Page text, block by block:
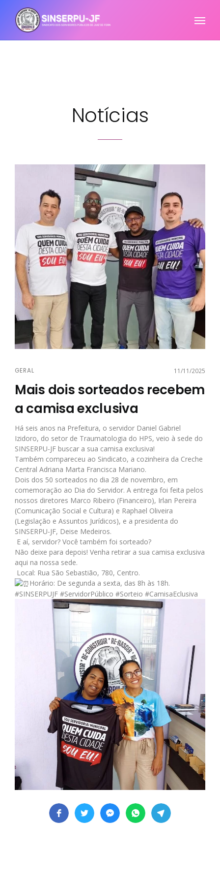
Notícias
GERAL 11/11/2025
Mais dois sorteados recebem
a camisa exclusiva
Há seis anos na Prefeitura, o servidor Daniel Gabriel
Izidoro, do setor de Traumatologia do HPS, veio à sede do
SINSERPU-JF buscar a sua camisa exclusiva!
Também compareceu ao Sindicato, a cozinheira da Creche
Central Adriana Marta Francisca Mariano.
Dois dos 50 sorteados no dia 28 de novembro, em
comemoração ao Dia do Servidor. A entrega foi feita pelos
nossos diretores Marco Ribeiro (Financeiro), Irlan Pereira
(Comunicação Social e Cultura) e Raphael Oliveira
(Legislação e Assuntos Jurídicos), e a presidenta do
SINSERPU-JF, Deise Medeiros.
E aí, servidor? Você também foi sorteado?
Não deixe para depois! Venha retirar a sua camisa exclusiva
aqui na nossa sede.
Local: Rua São Sebastião, 780, Centro.
Horário: De segunda a sexta, das 8h às 18h.
#SINSERPUJF #ServidorPúblico #Sorteio #CamisaEclusiva